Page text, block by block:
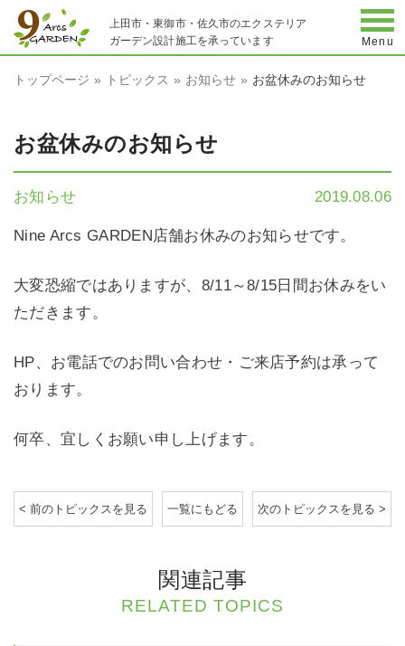
上田市・東御市・佐久市のエクステリア
ガーデン設計施工を承っています
Menu
トップページ トピックス お知らせ お盆休みのお知らせ
お盆休みのお知らせ
お知らせ 2019.08.06
Nine Arcs GARDEN店舗お休みのお知らせです。
大変恐縮ではありますが、8/11～8/15日間お休みをい
ただきます。
HP、お電話でのお問い合わせ・ご来店予約は承って
おります。
何卒、宜しくお願い申し上げます。
< 前のトピックスを見る 一覧にもどる 次のトピックスを見る >
関連記事
RELATED TOPICS